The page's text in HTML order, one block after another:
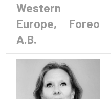
Western
Europe, Foreo
A.B.